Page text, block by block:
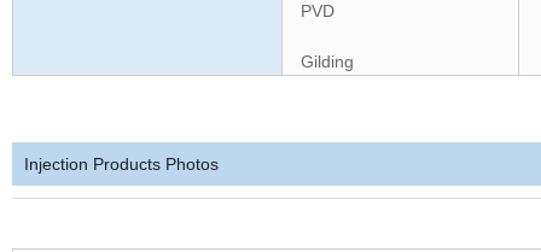
PVD
Gilding
Injection Products Photos